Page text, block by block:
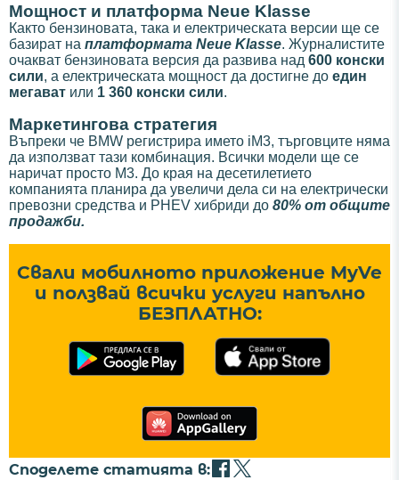
Мощност и платформа Neue Klasse
Както бензиновата, така и електрическата версии ще се
базират на платформата Neue Klasse. Журналистите
очакват бензиновата версия да развива над 600 конски
сили, а електрическата мощност да достигне до един
мегават или 1 360 конски сили.
Маркетингова стратегия
Въпреки че BMW регистрира името iM3, търговците няма
да използват тази комбинация. Всички модели ще се
наричат просто M3. До края на десетилетието
компанията планира да увеличи дела си на електрически
превозни средства и PHEV хибриди до 80% от общите
продажби.
Свали мобилното приложение MyVe
и ползвай всички услуги напълно
БЕЗПЛАТНО:
Споделете статията в: